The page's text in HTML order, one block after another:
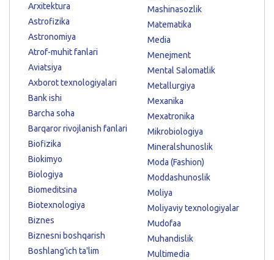
Arxitektura
Astrofizika
Astronomiya
Atrof-muhit fanlari
Aviatsiya
Axborot texnologiyalari
Bank ishi
Barcha soha
Barqaror rivojlanish fanlari
Biofizika
Biokimyo
Biologiya
Biomeditsina
Biotexnologiya
Biznes
Biznesni boshqarish
Boshlang'ich ta'lim
Mashinasozlik
Matematika
Media
Menejment
Mental Salomatlik
Metallurgiya
Mexanika
Mexatronika
Mikrobiologiya
Mineralshunoslik
Moda (Fashion)
Moddashunoslik
Moliya
Moliyaviy texnologiyalar
Mudofaa
Muhandislik
Multimedia